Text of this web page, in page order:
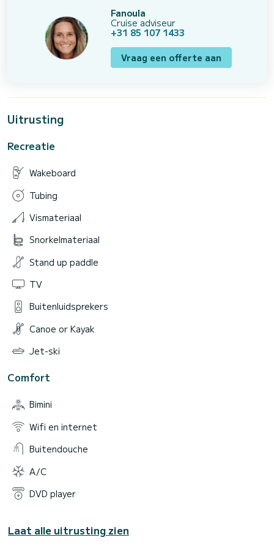
Fanoula
Cruise adviseur
+31 85 107 1433
Vraag een offerte aan
Uitrusting
Recreatie
Wakeboard
Tubing
Vismateriaal
Snorkelmateriaal
Stand up paddle
TV
Buitenluidsprekers
Canoe or Kayak
Jet-ski
Comfort
Bimini
Wifi en internet
Buitendouche
A/C
DVD player
Laat alle uitrusting zien